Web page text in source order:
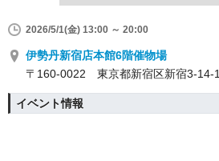
2026/5/1(金) 13:00 ～ 20:00
伊勢丹新宿店本館6階催物場
〒160-0022 東京都新宿区新宿3-14-1
イベント情報